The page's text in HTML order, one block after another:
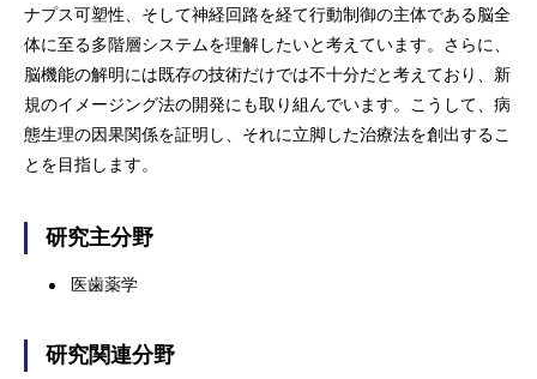
ナプス可塑性、そして神経回路を経て行動制御の主体である脳全
体に至る多階層システムを理解したいと考えています。さらに、
脳機能の解明には既存の技術だけでは不十分だと考えており、新
規のイメージング法の開発にも取り組んでいます。こうして、病
態生理の因果関係を証明し、それに立脚した治療法を創出するこ
とを目指します。
研究主分野
医歯薬学
研究関連分野